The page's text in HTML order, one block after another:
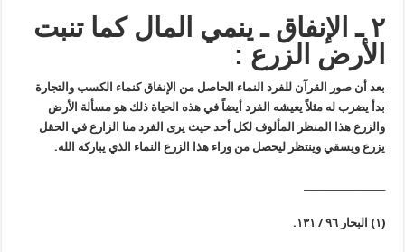
٢ ـ الإنفاق ـ ينمي المال كما تنبت
الأرض الزرع :
بعد أن صور القرآن للفرد النماء الحاصل من الإنفاق كنماء الكسب والتجارة
بدأ يضرب له مثلاً يعيشه الفرد أيضاً في هذه الحياة ذلك هو مسألة الأرض
والزرع هذا المنظر المألوف لكل أحد حيث يرى الفرد منا الزارع في الحقل
يزرع ويسقي وينتظر ليحصل من وراء هذا الزرع النماء الذي يباركه الله.
(١) البحار ٩٦ / ١٣١.